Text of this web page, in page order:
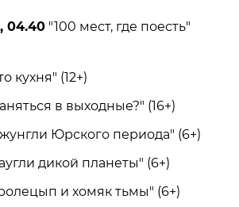
04.40 "100 мест, где поесть"
кухня" (12+)
в выходные?" (16+)
Юрского периода" (6+)
дикой планеты" (6+)
и хомяк тьмы" (6+)